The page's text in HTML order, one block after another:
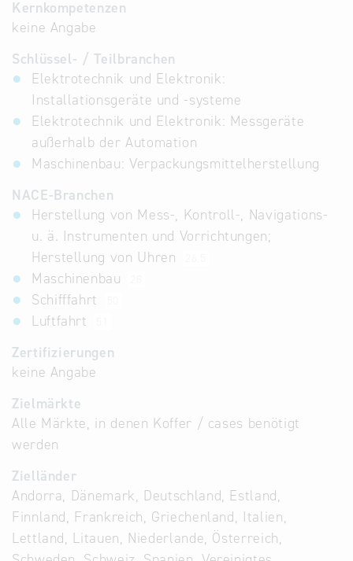
Kernkompetenzen
keine Angabe
Schlüssel- / Teilbranchen
Elektrotechnik und Elektronik:
Installationsgeräte und -systeme
Elektrotechnik und Elektronik: Messgeräte
außerhalb der Automation
Maschinenbau: Verpackungsmittelherstellung
NACE-Branchen
Herstellung von Mess-, Kontroll-, Navigations-
u. ä. Instrumenten und Vorrichtungen;
Herstellung von Uhren
Maschinenbau
Schifffahrt
Luftfahrt
Zertifizierungen
keine Angabe
Zielmärkte
Alle Märkte, in denen Koffer / cases benötigt
werden
Zielländer
Andorra, Dänemark, Deutschland, Estland,
Finnland, Frankreich, Griechenland, Italien,
Lettland, Litauen, Niederlande, Österreich,